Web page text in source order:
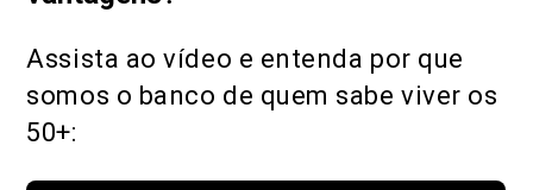
Assista ao vídeo e entenda por que
somos o banco de quem sabe viver os
50+: